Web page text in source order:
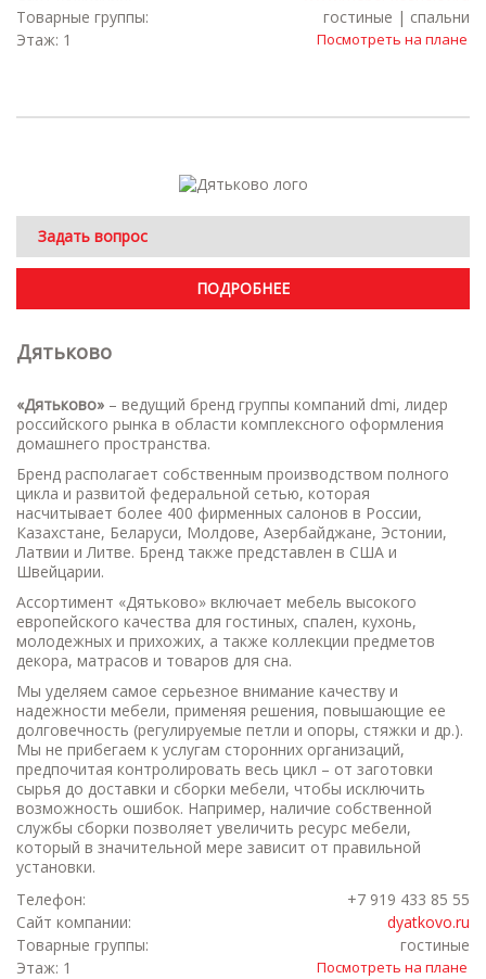
Товарные группы:
гостиные | спальни
Этаж: 1
Посмотреть на плане
Задать вопрос
ПОДРОБНЕЕ
Дятьково
«Дятьково» – ведущий бренд группы компаний dmi, лидер
российского рынка в области комплексного оформления
домашнего пространства.
Бренд располагает собственным производством полного
цикла и развитой федеральной сетью, которая
насчитывает более 400 фирменных салонов в России,
Казахстане, Беларуси, Молдове, Азербайджане, Эстонии,
Латвии и Литве. Бренд также представлен в США и
Швейцарии.
Ассортимент «Дятьково» включает мебель высокого
европейского качества для гостиных, спален, кухонь,
молодежных и прихожих, а также коллекции предметов
декора, матрасов и товаров для сна.
Мы уделяем самое серьезное внимание качеству и
надежности мебели, применяя решения, повышающие ее
долговечность (регулируемые петли и опоры, стяжки и др.).
Мы не прибегаем к услугам сторонних организаций,
предпочитая контролировать весь цикл – от заготовки
сырья до доставки и сборки мебели, чтобы исключить
возможность ошибок. Например, наличие собственной
службы сборки позволяет увеличить ресурс мебели,
который в значительной мере зависит от правильной
установки.
Телефон:
+7 919 433 85 55
Сайт компании:
dyatkovo.ru
Товарные группы:
гостиные
Этаж: 1
Посмотреть на плане